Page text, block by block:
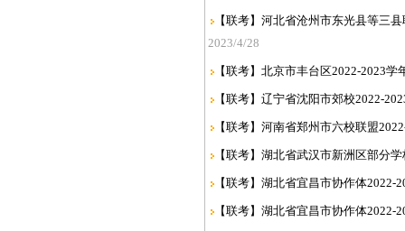
【联考】河北省沧州市东光县等三
2023/4/28
【联考】北京市丰台区2022-2023
【联考】辽宁省沈阳市郊校2022-
【联考】河南省郑州市六校联盟
【联考】湖北省武汉市新洲区部分
【联考】湖北省宜昌市协作体
【联考】湖北省宜昌市协作体